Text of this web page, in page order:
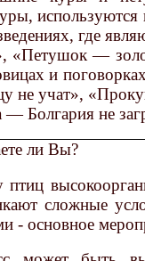
где
«Петушок —
и
не учат»,
— Болгария не
ли Вы?
сложные
- основное